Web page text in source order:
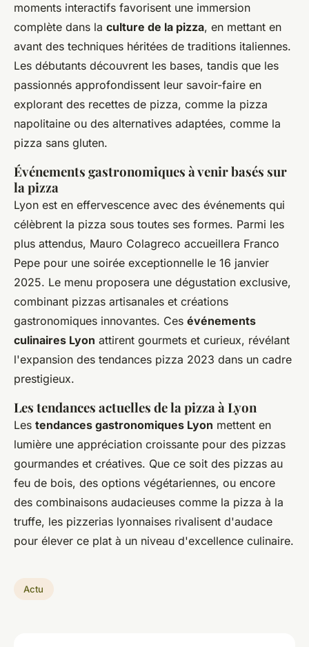
moments interactifs favorisent une immersion
complète dans la culture de la pizza, en mettant en
avant des techniques héritées de traditions italiennes.
Les débutants découvrent les bases, tandis que les
passionnés approfondissent leur savoir-faire en
explorant des recettes de pizza, comme la pizza
napolitaine ou des alternatives adaptées, comme la
pizza sans gluten.
Événements gastronomiques à venir basés sur
la pizza
Lyon est en effervescence avec des événements qui
célèbrent la pizza sous toutes ses formes. Parmi les
plus attendus, Mauro Colagreco accueillera Franco
Pepe pour une soirée exceptionnelle le 16 janvier
2025. Le menu proposera une dégustation exclusive,
combinant pizzas artisanales et créations
gastronomiques innovantes. Ces événements
culinaires Lyon attirent gourmets et curieux, révélant
l'expansion des tendances pizza 2023 dans un cadre
prestigieux.
Les tendances actuelles de la pizza à Lyon
Les tendances gastronomiques Lyon mettent en
lumière une appréciation croissante pour des pizzas
gourmandes et créatives. Que ce soit des pizzas au
feu de bois, des options végétariennes, ou encore
des combinaisons audacieuses comme la pizza à la
truffe, les pizzerias lyonnaises rivalisent d'audace
pour élever ce plat à un niveau d'excellence culinaire.
Actu